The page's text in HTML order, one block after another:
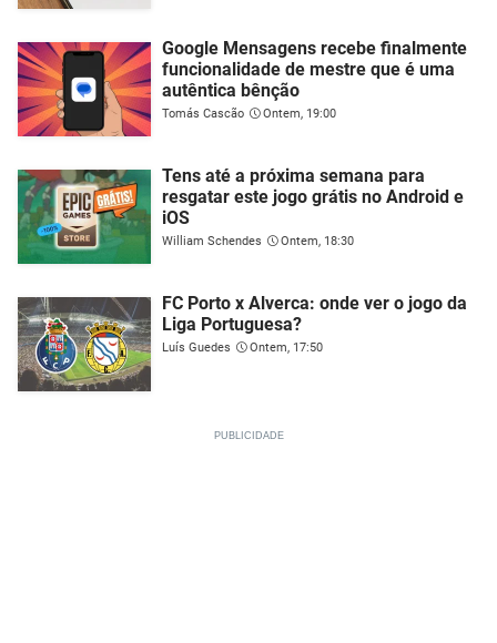
Google Mensagens recebe finalmente
funcionalidade de mestre que é uma
autêntica bênção
Tomás Cascão Ontem, 19:00
Tens até a próxima semana para
resgatar este jogo grátis no Android e
iOS
William Schendes Ontem, 18:30
FC Porto x Alverca: onde ver o jogo da
Liga Portuguesa?
Luís Guedes Ontem, 17:50